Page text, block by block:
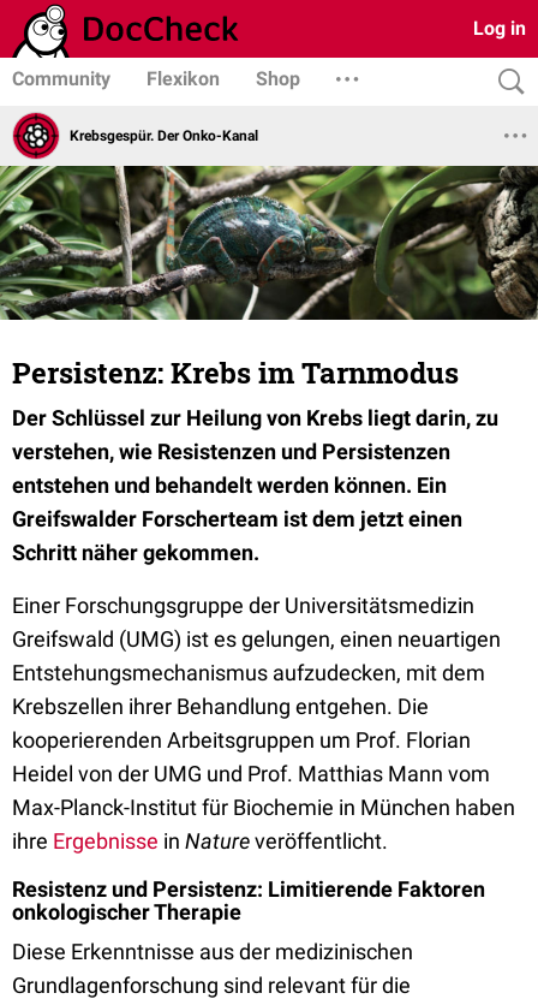
Log in
Community Flexikon Shop
Krebsgespür. Der Onko-Kanal
Persistenz: Krebs im Tarnmodus
Der Schlüssel zur Heilung von Krebs liegt darin, zu
verstehen, wie Resistenzen und Persistenzen
entstehen und behandelt werden können. Ein
Greifswalder Forscherteam ist dem jetzt einen
Schritt näher gekommen.
Einer Forschungsgruppe der Universitätsmedizin
Greifswald (UMG) ist es gelungen, einen neuartigen
Entstehungsmechanismus aufzudecken, mit dem
Krebszellen ihrer Behandlung entgehen. Die
kooperierenden Arbeitsgruppen um Prof. Florian
Heidel von der UMG und Prof. Matthias Mann vom
Max-Planck-Institut für Biochemie in München haben
ihre Ergebnisse in Natureveröffentlicht.
Resistenz und Persistenz: Limitierende Faktoren
onkologischer Therapie
Diese Erkenntnisse aus der medizinischen
Grundlagenforschung sind relevant für die